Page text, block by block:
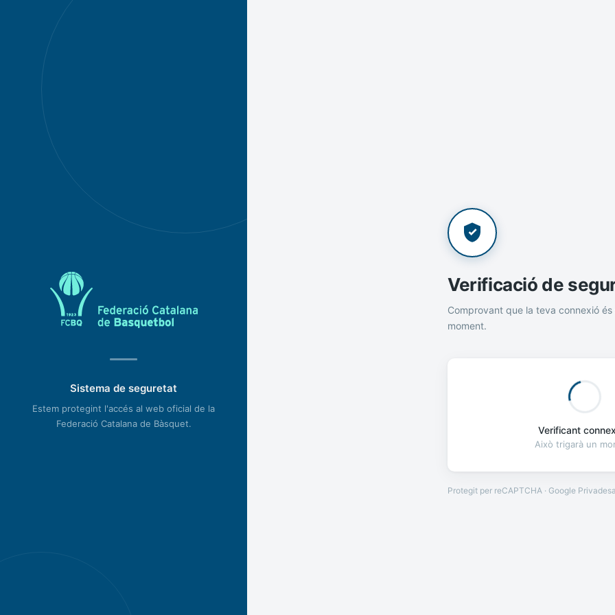
Sistema de seguretat
Estem protegint l'accés al web oficial de la
Federació Catalana de Bàsquet.
Verificació de
Comprovant que la teva connexió és
moment.
Verificant
Això trigarà un
Protegit per reCAPTCHA · Google Privadesa